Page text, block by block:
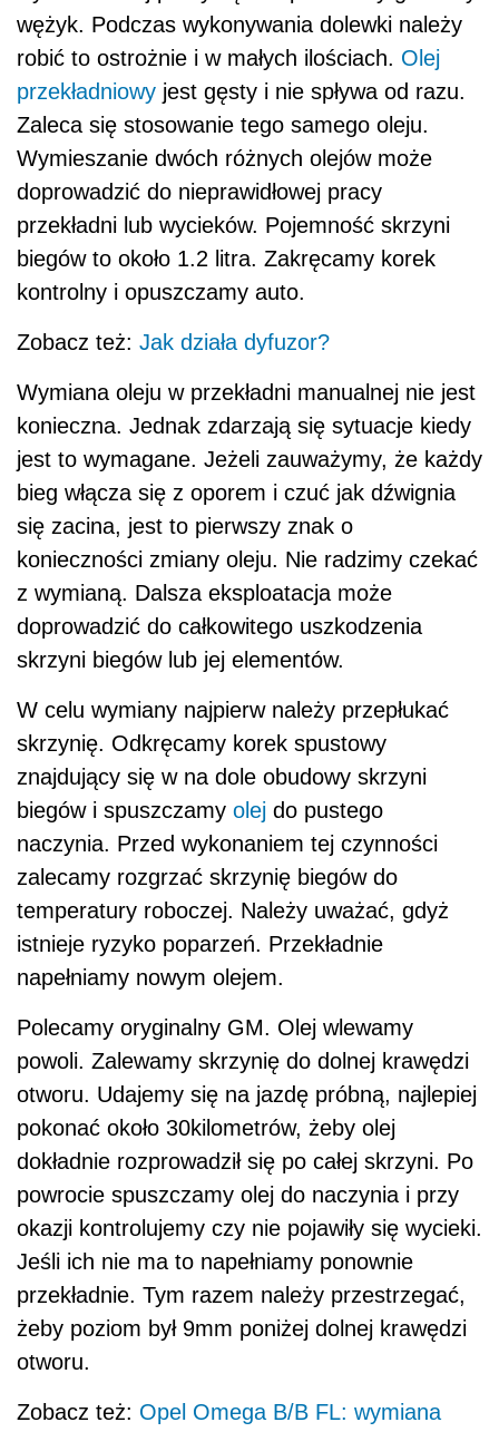
wężyk. Podczas wykonywania dolewki należy
robić to ostrożnie i w małych ilościach. Olej
przekładniowy jest gęsty i nie spływa od razu.
Zaleca się stosowanie tego samego oleju.
Wymieszanie dwóch różnych olejów może
doprowadzić do nieprawidłowej pracy
przekładni lub wycieków. Pojemność skrzyni
biegów to około 1.2 litra. Zakręcamy korek
kontrolny i opuszczamy auto.
Zobacz też: Jak działa dyfuzor?
Wymiana oleju w przekładni manualnej nie jest
konieczna. Jednak zdarzają się sytuacje kiedy
jest to wymagane. Jeżeli zauważymy, że każdy
bieg włącza się z oporem i czuć jak dźwignia
się zacina, jest to pierwszy znak o
konieczności zmiany oleju. Nie radzimy czekać
z wymianą. Dalsza eksploatacja może
doprowadzić do całkowitego uszkodzenia
skrzyni biegów lub jej elementów.
W celu wymiany najpierw należy przepłukać
skrzynię. Odkręcamy korek spustowy
znajdujący się w na dole obudowy skrzyni
biegów i spuszczamy olej do pustego
naczynia. Przed wykonaniem tej czynności
zalecamy rozgrzać skrzynię biegów do
temperatury roboczej. Należy uważać, gdyż
istnieje ryzyko poparzeń. Przekładnie
napełniamy nowym olejem.
Polecamy oryginalny GM. Olej wlewamy
powoli. Zalewamy skrzynię do dolnej krawędzi
otworu. Udajemy się na jazdę próbną, najlepiej
pokonać około 30kilometrów, żeby olej
dokładnie rozprowadził się po całej skrzyni. Po
powrocie spuszczamy olej do naczynia i przy
okazji kontrolujemy czy nie pojawiły się wycieki.
Jeśli ich nie ma to napełniamy ponownie
przekładnie. Tym razem należy przestrzegać,
żeby poziom był 9mm poniżej dolnej krawędzi
otworu.
Zobacz też: Opel Omega B/B FL: wymiana